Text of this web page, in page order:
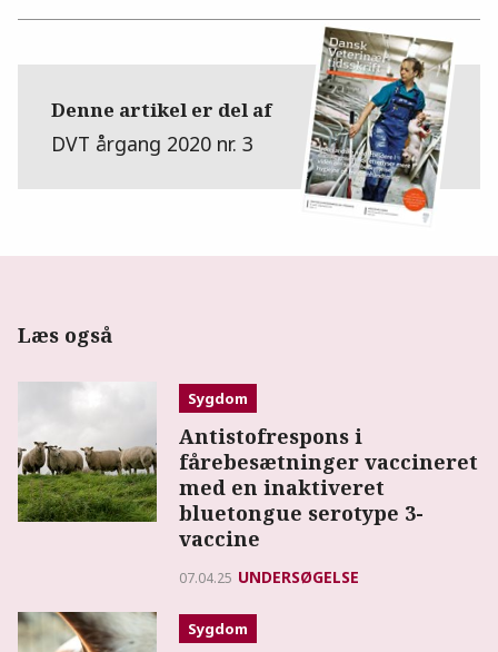
Denne artikel er del af
DVT årgang 2020 nr. 3
Læs også
Sygdom
Antistofrespons i
fårebesætninger vaccineret
med en inaktiveret
bluetongue serotype 3-
vaccine
07.04.25 UNDERSØGELSE
Sygdom